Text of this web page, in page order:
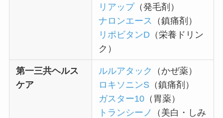
リアップ（発毛剤）
ナロンエース
（鎮痛剤）
リポビタンD （栄養ドリン
ク）
第一三共ヘルス
ケア
ルルアタック
（かぜ薬）
ロキソニンS （鎮痛剤）
ガスター10 （胃薬）
トランシーノ
（美白・しみ